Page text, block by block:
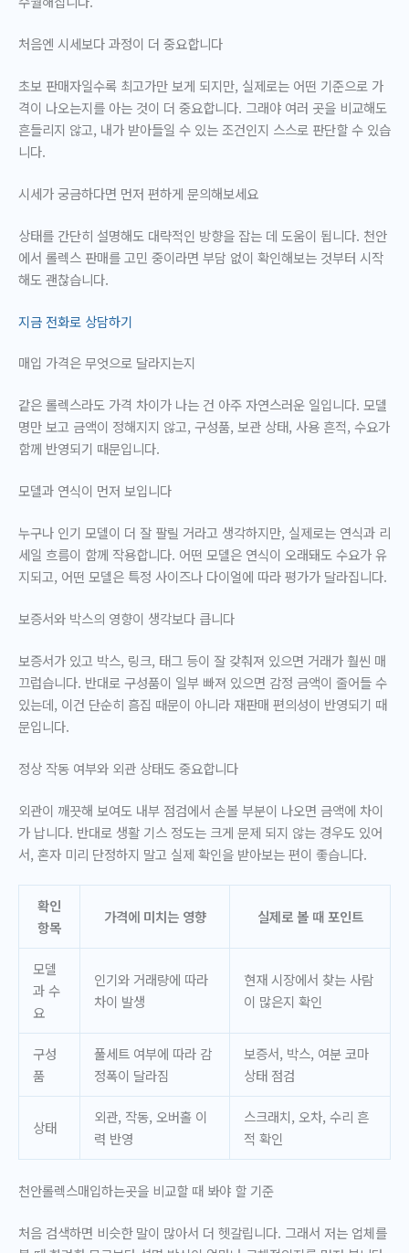
처음엔 시세보다 과정이 더 중요합니다
초보 판매자일수록 최고가만 보게 되지만, 실제로는 어떤 기준으로 가
격이 나오는지를 아는 것이 더 중요합니다. 그래야 여러 곳을 비교해도
흔들리지 않고, 내가 받아들일 수 있는 조건인지 스스로 판단할 수 있습
니다.
시세가 궁금하다면 먼저 편하게 문의해보세요
상태를 간단히 설명해도 대략적인 방향을 잡는 데 도움이 됩니다. 천안
에서 롤렉스 판매를 고민 중이라면 부담 없이 확인해보는 것부터 시작
해도 괜찮습니다.
지금 전화로 상담하기
매입 가격은 무엇으로 달라지는지
같은 롤렉스라도 가격 차이가 나는 건 아주 자연스러운 일입니다. 모델
명만 보고 금액이 정해지지 않고, 구성품, 보관 상태, 사용 흔적, 수요가
함께 반영되기 때문입니다.
모델과 연식이 먼저 보입니다
누구나 인기 모델이 더 잘 팔릴 거라고 생각하지만, 실제로는 연식과 리
세일 흐름이 함께 작용합니다. 어떤 모델은 연식이 오래돼도 수요가 유
지되고, 어떤 모델은 특정 사이즈나 다이얼에 따라 평가가 달라집니다.
보증서와 박스의 영향이 생각보다 큽니다
보증서가 있고 박스, 링크, 태그 등이 잘 갖춰져 있으면 거래가 훨씬 매
끄럽습니다. 반대로 구성품이 일부 빠져 있으면 감정 금액이 줄어들 수
있는데, 이건 단순히 흠집 때문이 아니라 재판매 편의성이 반영되기 때
문입니다.
정상 작동 여부와 외관 상태도 중요합니다
외관이 깨끗해 보여도 내부 점검에서 손볼 부분이 나오면 금액에 차이
가 납니다. 반대로 생활 기스 정도는 크게 문제 되지 않는 경우도 있어
서, 혼자 미리 단정하지 말고 실제 확인을 받아보는 편이 좋습니다.
확인
항목
가격에 미치는 영향 실제로 볼 때 포인트
모델
과 수
요
인기와 거래량에 따라
차이 발생
현재 시장에서 찾는 사람
이 많은지 확인
구성
품
풀세트 여부에 따라 감
정폭이 달라짐
보증서, 박스, 여분 코마
상태 점검
상태
외관, 작동, 오버홀 이
력 반영
스크래치, 오차, 수리 흔
적 확인
천안롤렉스매입하는곳을 비교할 때 봐야 할 기준
처음 검색하면 비슷한 말이 많아서 더 헷갈립니다. 그래서 저는 업체를